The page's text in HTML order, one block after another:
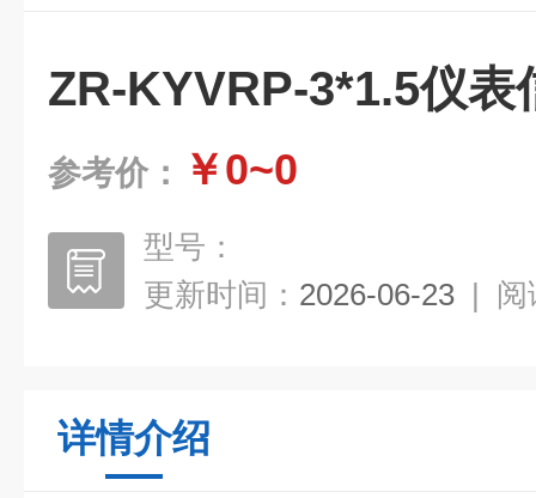
ZR-KYVRP-3*1.5仪表
参考价： ￥0~0
型号：
更新时间： 2026-06-23 | 阅
详情介绍